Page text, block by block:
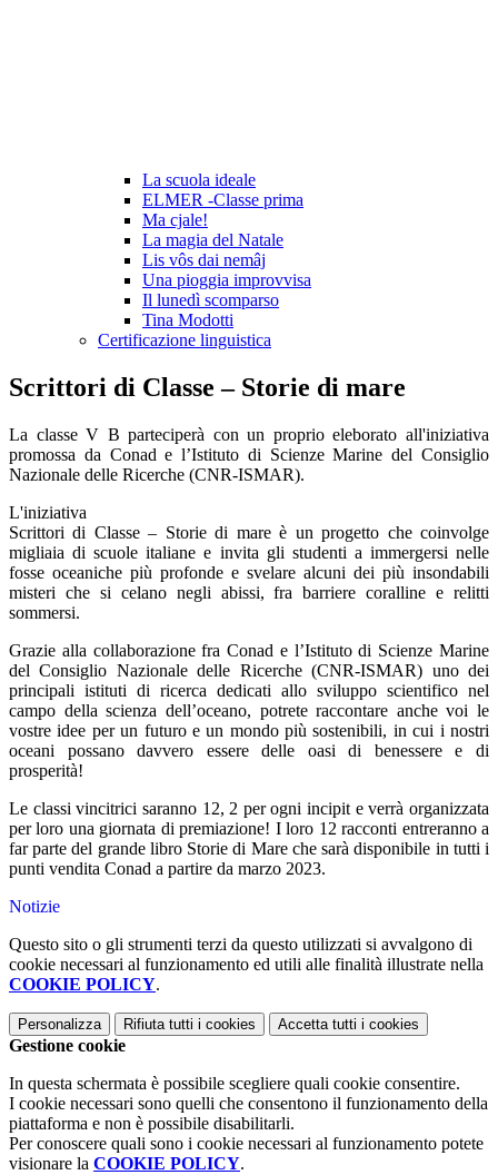
La scuola ideale
ELMER -Classe prima
Ma cjale!
La magia del Natale
Lis vôs dai nemâj
Una pioggia improvvisa
Il lunedì scomparso
Tina Modotti
Certificazione linguistica
Scrittori di Classe – Storie di mare
La classe V B parteciperà con un proprio eleborato all'iniziativa
promossa da Conad e l’Istituto di Scienze Marine del Consiglio
Nazionale delle Ricerche (CNR-ISMAR).
L'iniziativa
Scrittori di Classe – Storie di mare è un progetto che coinvolge
migliaia di scuole italiane e invita gli studenti a immergersi nelle
fosse oceaniche più profonde e svelare alcuni dei più insondabili
misteri che si celano negli abissi, fra barriere coralline e relitti
sommersi.
Grazie alla collaborazione fra Conad e l’Istituto di Scienze Marine
del Consiglio Nazionale delle Ricerche (CNR-ISMAR) uno dei
principali istituti di ricerca dedicati allo sviluppo scientifico nel
campo della scienza dell’oceano, potrete raccontare anche voi le
vostre idee per un futuro e un mondo più sostenibili, in cui i nostri
oceani possano davvero essere delle oasi di benessere e di
prosperità!
Le classi vincitrici saranno 12, 2 per ogni incipit e verrà organizzata
per loro una giornata di premiazione! I loro 12 racconti entreranno a
far parte del grande libro Storie di Mare che sarà disponibile in tutti i
punti vendita Conad a partire da marzo 2023.
Notizie
Questo sito o gli strumenti terzi da questo utilizzati si avvalgono di
cookie necessari al funzionamento ed utili alle finalità illustrate nella
COOKIE POLICY.
Personalizza Rifiuta tutti i cookies Accetta tutti i cookies
Gestione cookie
In questa schermata è possibile scegliere quali cookie consentire.
I cookie necessari sono quelli che consentono il funzionamento della
piattaforma e non è possibile disabilitarli.
Per conoscere quali sono i cookie necessari al funzionamento potete
visionare la COOKIE POLICY.